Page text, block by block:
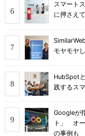
スマート
に押さえ
モヤモヤ
HubSpot
践するス
Googleが
ト」 オー
の事例も